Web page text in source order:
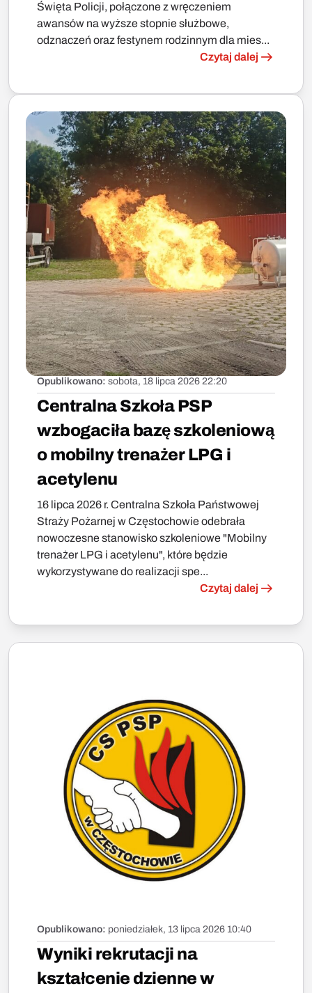
Święta Policji, połączone z wręczeniem
awansów na wyższe stopnie służbowe,
odznaczeń oraz festynem rodzinnym dla mies...
Czytaj dalej
Opublikowano: sobota, 18 lipca 2026 22:20
Centralna Szkoła PSP
wzbogaciła bazę szkoleniową
o mobilny trenażer LPG i
acetylenu
16 lipca 2026 r. Centralna Szkoła Państwowej
Straży Pożarnej w Częstochowie odebrała
nowoczesne stanowisko szkoleniowe "Mobilny
trenażer LPG i acetylenu", które będzie
wykorzystywane do realizacji spe...
Czytaj dalej
Opublikowano: poniedziałek, 13 lipca 2026 10:40
Wyniki rekrutacji na
kształcenie dzienne w